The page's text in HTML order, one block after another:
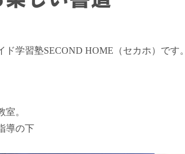
学習塾SECOND HOME（セカホ）です。
。
導の下